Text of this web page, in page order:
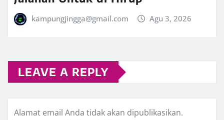
kampungjingga@gmail.com Agu 3, 2026
LEAVE A REPLY
Alamat email Anda tidak akan dipublikasikan.